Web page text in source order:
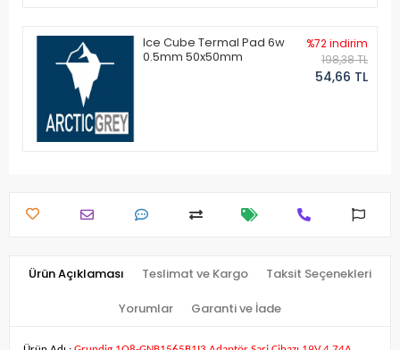
Ice Cube Termal Pad 6w
0.5mm 50x50mm
%72 indirim
198,38 TL
54,66 TL
Ürün Açıklaması Teslimat ve Kargo Taksit Seçenekleri
Yorumlar Garanti ve İade